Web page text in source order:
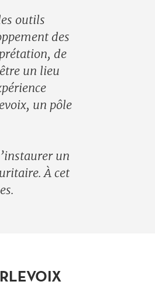
outils
des
de
un lieu
un pôle
un
À cet